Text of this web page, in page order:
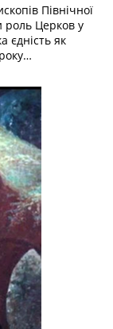
Північної
роль Церков у
єдність як